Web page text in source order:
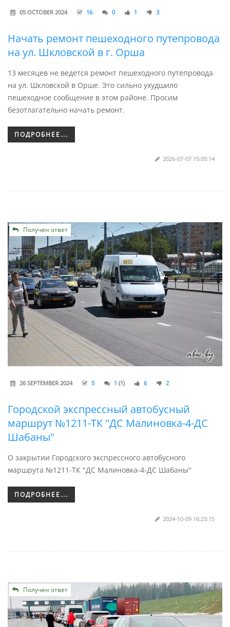
05 OCTOBER 2024 16 0 1 3
Начать ремонт пешеходного путепровода
на ул. Шкловской в г. Орша
13 месяцев не ведется ремонт пешеходного путепровода
на ул. Шкловской в Орше. Это сильно ухудшило
пешеходное сообщение в этом районе. Просим
безотлагательно начать ремонт.
ПОДРОБНЕЕ...
2026-07-07 15:05:14
Получен ответ
26 SEPTEMBER 2024 5 1 (1) 6 2
Городской экспрессный автобусный
маршрут №1211-ТК "ДС Малиновка-4-ДС
Шабаны"
О закрытии Городского экспрессного автобусного
маршрута №1211-ТК "ДС Малиновка-4-ДС Шабаны"
ПОДРОБНЕЕ...
2024-10-09 16:23:15
Получен ответ